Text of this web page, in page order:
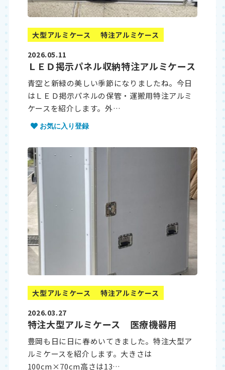
大型アルミケース
特注アルミケース
2026.05.11
ＬＥＤ掲示パネル収納特注アルミケース
青空と新緑の美しい季節になりましたね。今日
はＬＥＤ掲示パネルの保管・運搬用特注アルミ
ケースを紹介します。外…
お気に入り登録
大型アルミケース
特注アルミケース
2026.03.27
特注大型アルミケース 医療機器用
豊岡も日に日に春めいてきました。特注大型ア
ルミケースを紹介します。大きさは
100cm×70cm高さは13…